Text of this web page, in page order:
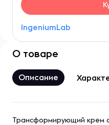
IngeniumLab
О товаре
Описание
Трансформирующий крем